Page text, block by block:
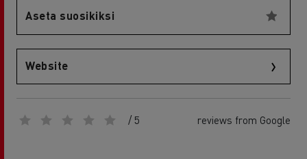
Aseta suosikiksi
Website
/ 5 reviews from Google